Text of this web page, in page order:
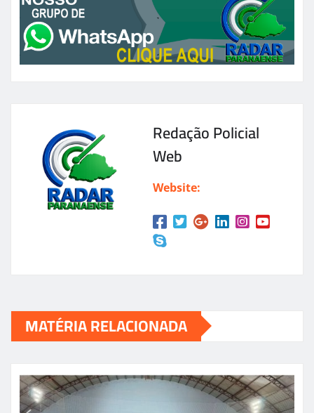
Redação Policial
Web
Website:
MATÉRIA RELACIONADA